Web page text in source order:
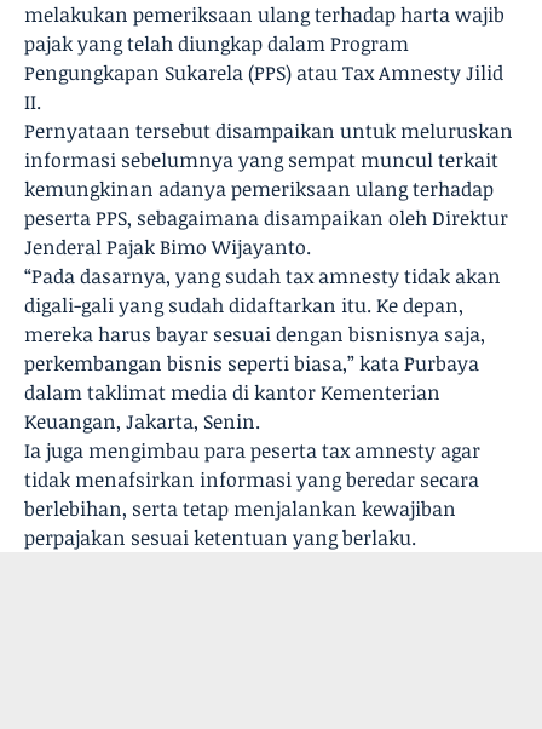
melakukan pemeriksaan ulang terhadap harta wajib
pajak yang telah diungkap dalam Program
Pengungkapan Sukarela (PPS) atau Tax Amnesty Jilid
II.
Pernyataan tersebut disampaikan untuk meluruskan
informasi sebelumnya yang sempat muncul terkait
kemungkinan adanya pemeriksaan ulang terhadap
peserta PPS, sebagaimana disampaikan oleh Direktur
Jenderal Pajak Bimo Wijayanto.
“Pada dasarnya, yang sudah tax amnesty tidak akan
digali-gali yang sudah didaftarkan itu. Ke depan,
mereka harus bayar sesuai dengan bisnisnya saja,
perkembangan bisnis seperti biasa,” kata Purbaya
dalam taklimat media di kantor Kementerian
Keuangan, Jakarta, Senin.
Ia juga mengimbau para peserta tax amnesty agar
tidak menafsirkan informasi yang beredar secara
berlebihan, serta tetap menjalankan kewajiban
perpajakan sesuai ketentuan yang berlaku.